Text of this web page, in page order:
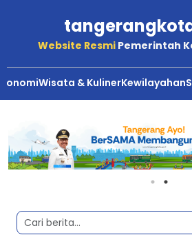
Website Resmi Pemerintah
Wisata & KulinerKewilayahan